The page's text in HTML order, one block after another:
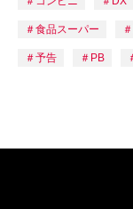
食品スーパー
予告 PB